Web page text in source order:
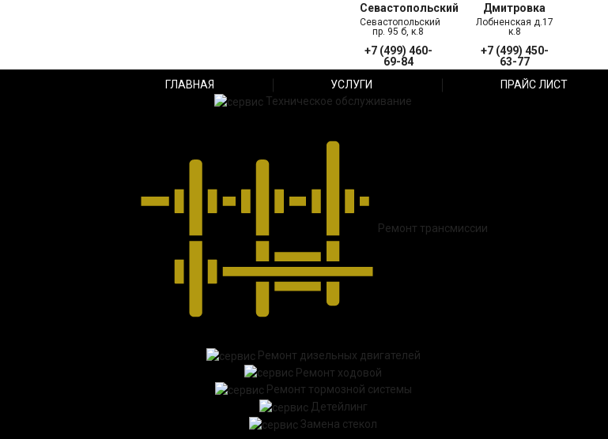
Севастопольский
Севастопольский
пр. 95 б, к.8
+7 (499) 460-
69-84
Дмитровка
Лобненская д.17
к.8
+7 (499) 450-
63-77
ГЛАВНАЯ УСЛУГИ ПРАЙС ЛИСТ
Техническое обслуживание
Ремонт трансмиссии
Ремонт дизельных двигателей
Ремонт ходовой
Ремонт тормозной системы
Детейлинг
Замена стекол